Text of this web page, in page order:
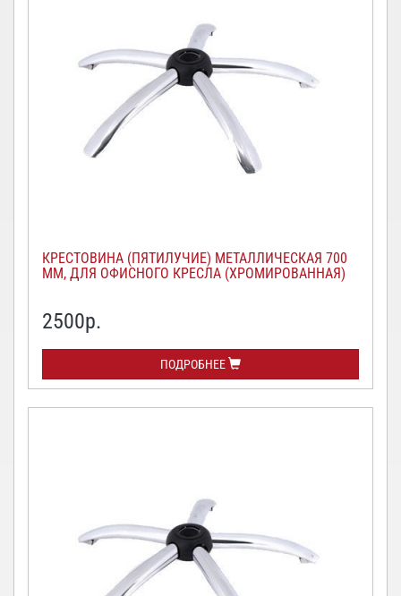
КРЕСТОВИНА (ПЯТИЛУЧИЕ) МЕТАЛЛИЧЕСКАЯ 700
ММ, ДЛЯ ОФИСНОГО КРЕСЛА (ХРОМИРОВАННАЯ)
2500р.
ПОДРОБНЕЕ